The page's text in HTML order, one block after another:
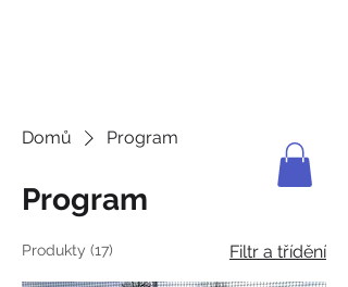
Domů Program
Program
Produkty (17) Filtr a třídění